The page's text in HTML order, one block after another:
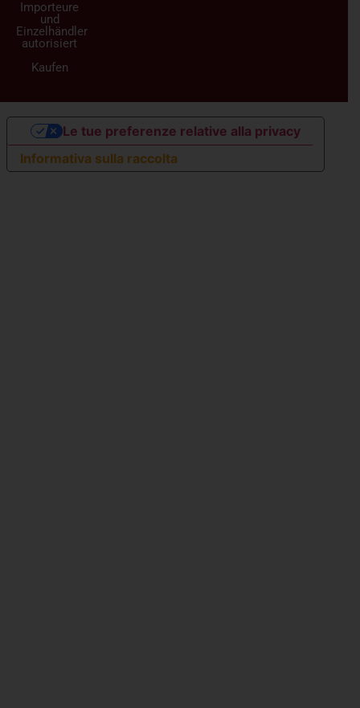
Importeure
und
Einzelhändler
autorisiert
Kaufen
Informativa sulla raccolta
Le tue preferenze relative alla privacy